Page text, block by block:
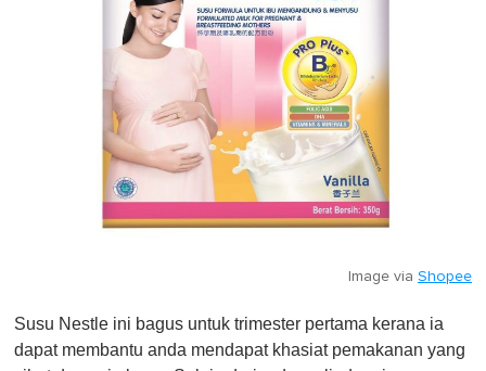
Image via Shopee
Susu Nestle ini bagus untuk trimester pertama kerana ia
dapat membantu anda mendapat khasiat pemakanan yang